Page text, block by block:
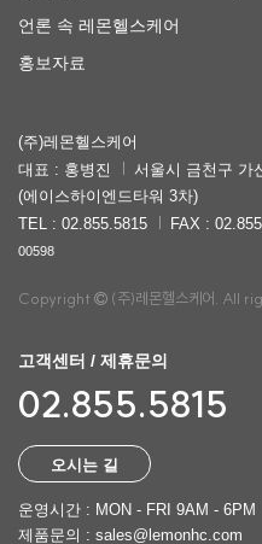
언론 속 레몬헬스케어
홍보자료
(주)레몬헬스케어
대표 : 홍병진
서울시 금천구 가
(에이스하이엔드타워 3차)
TEL : 02.855.5815
FAX :
00598
Copyright (주)레몬헬스케어. All
고객센터 / 제휴문의
02.855.5815
오시는 길
운영시간 : MON - FRI 9AM - 6PM
제품문의 : sales@lemonhc.com